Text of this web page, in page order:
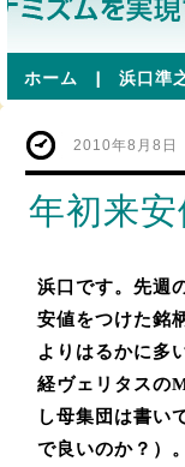
ホーム | 浜口準
2010年8月8日
年初来
浜口です。先週
安値をつけた銘
よりはるかに多
経ヴェリタスの
し母集団は書い
で良いのか？）。